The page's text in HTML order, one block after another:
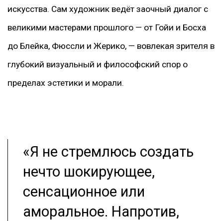
искусства. Сам художник ведёт заочный диалог с
великими мастерами прошлого — от Гойи и Босха
до Блейка, Фюссли и Жерико, — вовлекая зрителя в
глубокий визуальный и философский спор о
пределах эстетики и морали.
«Я не стремлюсь создать
нечто шокирующее,
сенсационное или
аморальное. Напротив,